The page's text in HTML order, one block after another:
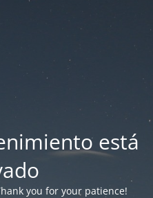
está
you for your patience!